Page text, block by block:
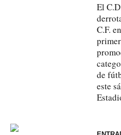
El
C.F.
de
este